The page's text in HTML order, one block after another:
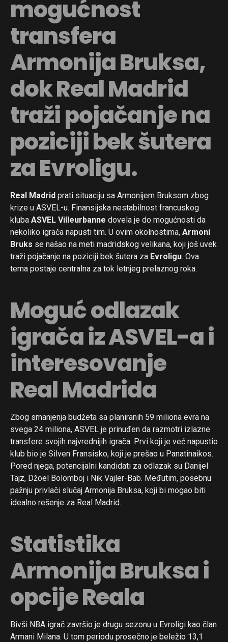
mogućnost
transfera
Armonija Bruksa,
dok Real Madrid
traži pojačanje na
poziciji bek šutera
za Evroligu.
Real Madrid prati situaciju sa Armonijem Bruksom zbog
krize u ASVEL-u. Finansijska nestabilnost francuskog
kluba ASVEL Villeurbanne dovela je do mogućnosti da
nekoliko igrača napusti tim. U ovim okolnostima, Armoni
Bruks se našao na meti madridskog velikana, koji još uvek
traži pojačanje na poziciji bek šutera za Evroligu. Ova
tema postaje centralna za tok letnjeg prelaznog roka.
Moguć odlazak
igrača iz ASVEL-a i
interesovanje
Real Madrida
Zbog smanjenja budžeta sa planiranih 59 miliona evra na
svega 24 miliona, ASVEL je prinuđen da razmotri izlazne
transfere svojih najvrednijih igrača. Prvi koji je već napustio
klub bio je Silven Fransisko, koji je prešao u Panatinaikos.
Pored njega, potencijalni kandidati za odlazak su Danijel
Tajz, Džoel Bolomboj i Nik Vajler-Bab. Međutim, posebnu
pažnju privlači slučaj Armonija Bruksa, koji bi mogao biti
idealno rešenje za Real Madrid.
Statistika
Armonija Bruksa i
opcije Reala
Bivši NBA igrač završio je drugu sezonu u Evroligi kao član
Armani Milana. U tom periodu prosečno je beležio 13,1